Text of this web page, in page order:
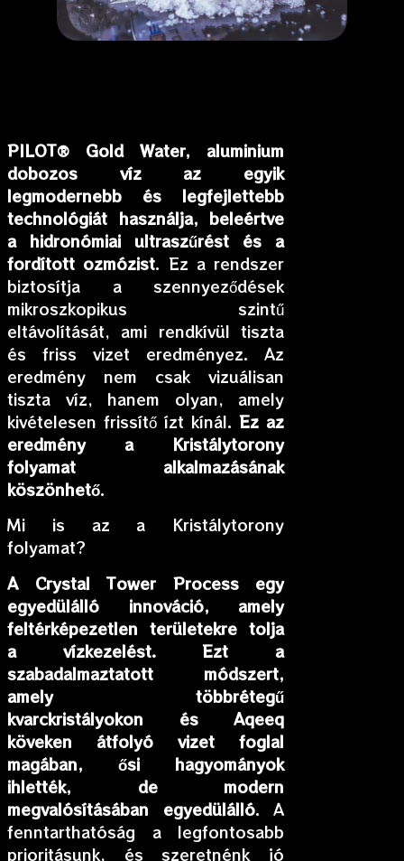
PILOT®
Gold Water, aluminium
dobozos víz az egyik
legmodernebb és legfejlettebb
technológiát használja, beleértve
a hidronómiai ultraszűrést és a
fordított ozmózist. Ez a rendszer
biztosítja a szennyeződések
mikroszkopikus szintű
eltávolítását, ami rendkívül tiszta
és friss vizet eredményez. Az
eredmény nem csak vizuálisan
tiszta víz, hanem olyan, amely
kivételesen frissítő ízt kínál. Ez az
eredmény a Kristálytorony
folyamat alkalmazásának
köszönhető.
Mi is az a Kristálytorony
folyamat?
A Crystal Tower Process egy
egyedülálló innováció, amely
feltérképezetlen területekre tolja
a vízkezelést.
Ezt a
szabadalmaztatott módszert,
amely többrétegű
kvarckristályokon és Aqeeq
köveken átfolyó vizet foglal
magában, ősi hagyományok
ihlették, de modern
megvalósításában egyedülálló. A
fenntarthatóság a legfontosabb
prioritásunk, és szeretnénk jó